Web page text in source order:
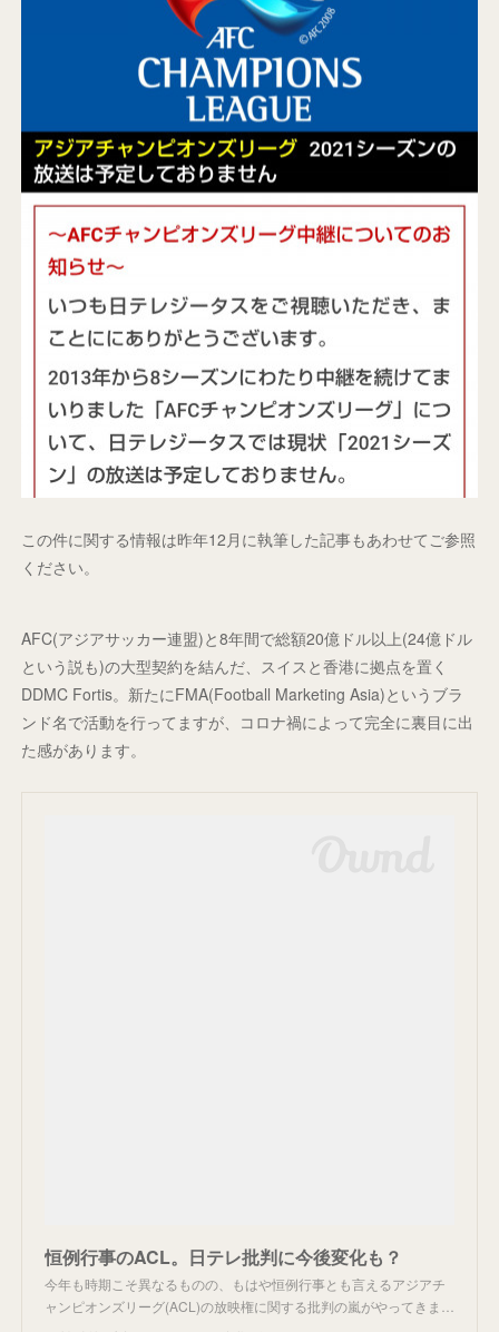
この件に関する情報は昨年12月に執筆した記事もあわせてご参照
ください。
AFC(アジアサッカー連盟)と8年間で総額20億ドル以上(24億ドル
という説も)の大型契約を結んだ、スイスと香港に拠点を置く
DDMC Fortis。新たにFMA(Football Marketing Asia)というブラ
ンド名で活動を行ってますが、コロナ禍によって完全に裏目に出
た感があります。
恒例行事のACL。日テレ批判に今後変化も？
今年も時期こそ異なるものの、もはや恒例行事とも言えるアジアチ
ャンピオンズリーグ(ACL)の放映権に関する批判の嵐がやってきま…